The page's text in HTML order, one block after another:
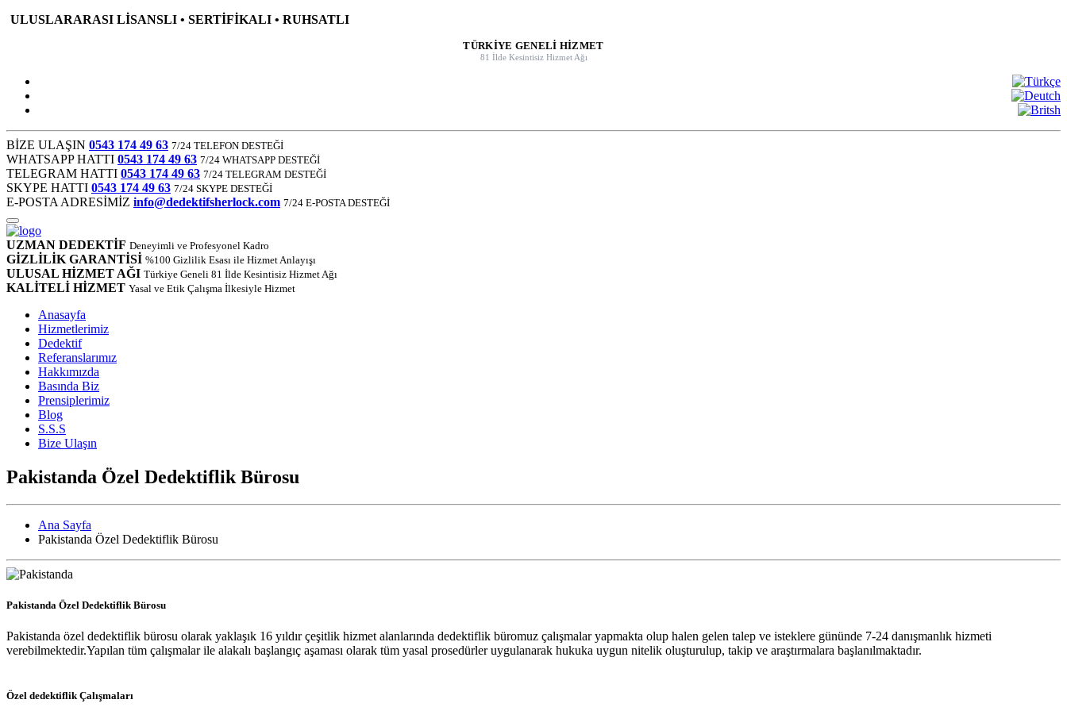
ULUSLARARASI LİSANSLI • SERTİFİKALI • RUHSATLI
TÜRKİYE GENELİ HİZMET
81 İlde Kesintisiz Hizmet Ağı
BİZE ULAŞIN 0543 174 49 63 7/24 TELEFON DESTEĞİ
WHATSAPP HATTI 0543 174 49 63 7/24 WHATSAPP DESTEĞİ
TELEGRAM HATTI 0543 174 49 63 7/24 TELEGRAM DESTEĞİ
SKYPE HATTI 0543 174 49 63 7/24 SKYPE DESTEĞİ
E-POSTA ADRESİMİZ info@dedektifsherlock.com 7/24 E-POSTA DESTEĞİ
UZMAN DEDEKTİF Deneyimli ve Profesyonel Kadro
GİZLİLİK GARANTİSİ %100 Gizlilik Esası ile Hizmet Anlayışı
ULUSAL HİZMET AĞI Türkiye Geneli 81 İlde Kesintisiz Hizmet Ağı
KALİTELİ HİZMET Yasal ve Etik Çalışma İlkesiyle Hizmet
Anasayfa
Hizmetlerimiz
Dedektif
Referanslarımız
Hakkımızda
Basında Biz
Prensiplerimiz
Blog
S.S.S
Bize Ulaşın
Pakistanda Özel Dedektiflik Bürosu
Ana Sayfa
Pakistanda Özel Dedektiflik Bürosu
Pakistanda Özel Dedektiflik Bürosu
Pakistanda özel dedektiflik bürosu olarak yaklaşık 16 yıldır çeşitlik hizmet alanlarında dedektiflik büromuz çalışmalar yapmakta olup halen gelen talep ve isteklere gününde 7-24 danışmanlık hizmeti
verebilmektedir.Yapılan tüm çalışmalar ile alakalı başlangıç aşaması olarak tüm yasal prosedürler uygulanarak hukuka uygun nitelik oluşturulup, takip ve araştırmalara başlanılmaktadır.
Özel dedektiflik Çalışmaları